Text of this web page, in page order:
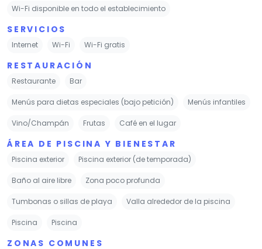
Wi-Fi disponible en todo el establecimiento
SERVICIOS
Internet Wi-Fi Wi-Fi gratis
RESTAURACIÓN
Restaurante Bar
Menús para dietas especiales (bajo petición) Menús infantiles
Vino/Champán Frutas Café en el lugar
ÁREA DE PISCINA Y BIENESTAR
Piscina exterior Piscina exterior (de temporada)
Baño al aire libre Zona poco profunda
Tumbonas o sillas de playa Valla alrededor de la piscina
Piscina Piscina
ZONAS COMUNES